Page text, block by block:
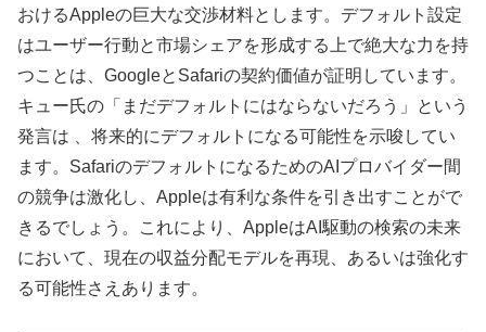
おけるAppleの巨大な交渉材料とします。デフォルト設定
はユーザー行動と市場シェアを形成する上で絶大な力を持
つことは、GoogleとSafariの契約価値が証明しています。
キュー氏の「まだデフォルトにはならないだろう」という
発言は 、将来的にデフォルトになる可能性を示唆してい
ます。SafariのデフォルトになるためのAIプロバイダー間
の競争は激化し、Appleは有利な条件を引き出すことがで
きるでしょう。これにより、AppleはAI駆動の検索の未来
において、現在の収益分配モデルを再現、あるいは強化す
る可能性さえあります。